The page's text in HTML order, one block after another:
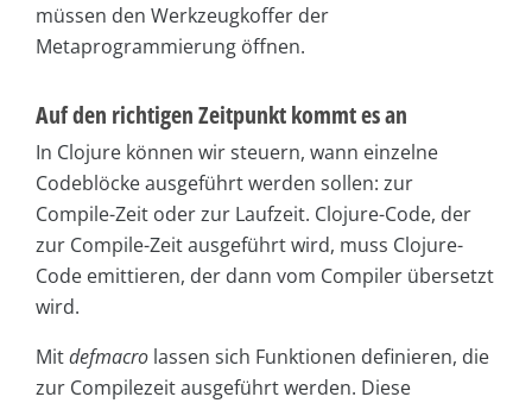
müssen den Werkzeugkoffer der
Metaprogrammierung öffnen.
Auf den richtigen Zeitpunkt kommt es an
In Clojure können wir steuern, wann einzelne
Codeblöcke ausgeführt werden sollen: zur
Compile-Zeit oder zur Laufzeit. Clojure-Code, der
zur Compile-Zeit ausgeführt wird, muss Clojure-
Code emittieren, der dann vom Compiler übersetzt
wird.
Mitdefmacro lassen sich Funktionen definieren, die
zur Compilezeit ausgeführt werden. Diese